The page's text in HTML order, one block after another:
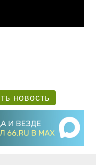
новость